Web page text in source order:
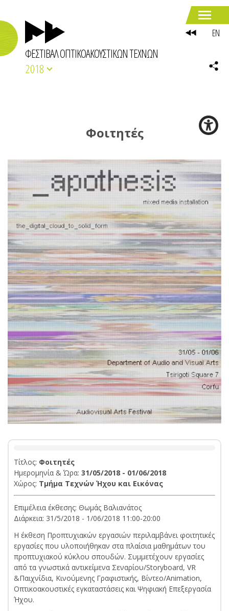
ΦΕΣΤΙΒΑΛ ΟΠΤΙΚΟΑΚΟΥΣΤΙΚΩΝ ΤΕΧΝΩΝ
2018
Φοιτητές
Τίτλος: Φοιτητές
Ημερομηνία & Ώρα: 31/05/2018 - 01/06/2018
Χώρος: Τμήμα Τεχνών Ήχου και Εικόνας
Επιμέλεια έκθεσης: Θωμάς Βαλιανάτος
Διάρκεια: 31/5/2018 - 1/06/2018 11:00-20:00
Η έκθεση Προπτυχιακών εργασιών περιλαμβάνει φοιτητικές
εργασίες που υλοποιήθηκαν στα πλαίσια μαθημάτων του
προπτυχιακού κύκλου σπουδών. Συμμετέχουν εργασίες
από τα γνωστικά αντικείμενα Σεναρίου/Storyboard, VR
&Παιχνίδια, Κινούμενης Γραφιστικής, Βίντεο/Animation,
Οπτικοακουστικές εγκαταστάσεις και Ψηφιακή Επεξεργασία
Ήχου.
EN